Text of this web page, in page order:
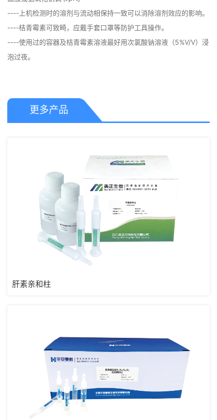
----上机检测时的溶剂与流动相保持一致可以消除溶剂效应的影响。
----桔青霉素可致畸，应戴手套口罩等防护工具操作。
----使用过的容器及桔青霉素溶液最好用次氯酸钠溶液（5%V/V）浸
泡过夜。
更多产品
肝素亲和柱